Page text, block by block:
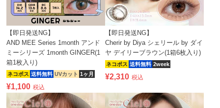
【即日発送NG】
AND MEE Series 1month アンド
ミーシリーズ 1month GINGER(1
箱1枚入り)
ネコポス 送料無料 UVカット 1ヶ月
¥1,100 税込
【即日発送NG】
Cherir by Diya シェリール by ダイ
ヤ デイリーブラウン(1箱6枚入り)
ネコポス 送料無料 2week
¥2,310 税込